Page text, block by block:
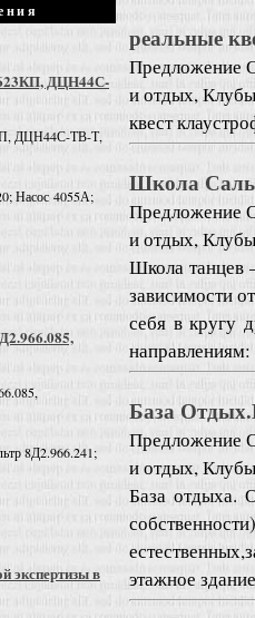
ДЦН44С-
ДЦН44С-ТВ-Т,
Насос 4055А;
8Д2.966.241;
экспертизы в
реальные
Предложение
и отдых,
квест
Школа
Предложение
и отдых,
Школа танцев
зависимости
себя в кругу
направлениям:
База
Предложение
и отдых,
База отдыха.
этажное